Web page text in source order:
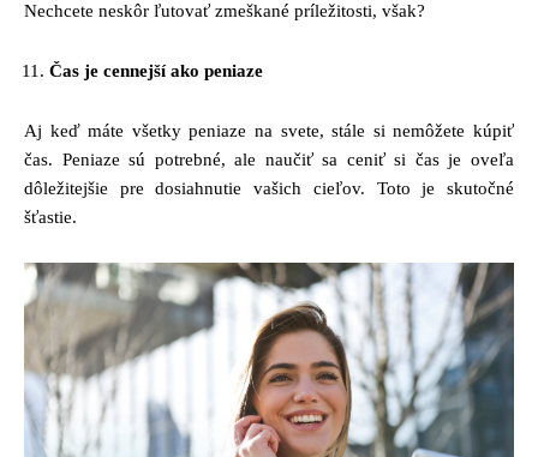
Nechcete neskôr ľutovať zmeškané príležitosti, však?
Čas je cennejší ako peniaze
Aj keď máte všetky peniaze na svete, stále si nemôžete kúpiť
čas. Peniaze sú potrebné, ale naučiť sa ceniť si čas je oveľa
dôležitejšie pre dosiahnutie vašich cieľov. Toto je skutočné
šťastie.